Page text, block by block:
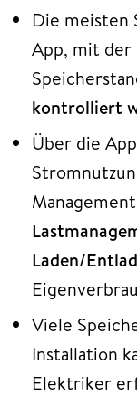
Die meisten
App, mit
kontrolliert
Über die
Laden/
Viele
Installation
Elektriker